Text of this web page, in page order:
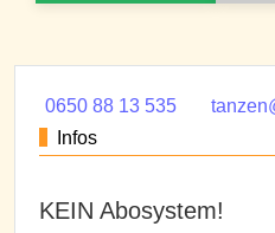
0650 88 13 535
Infos
KEIN Abosystem!